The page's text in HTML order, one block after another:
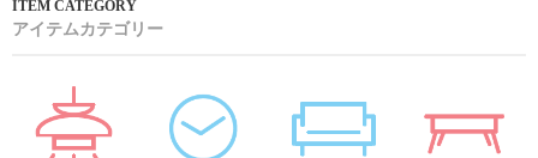
アイテムカテゴリー